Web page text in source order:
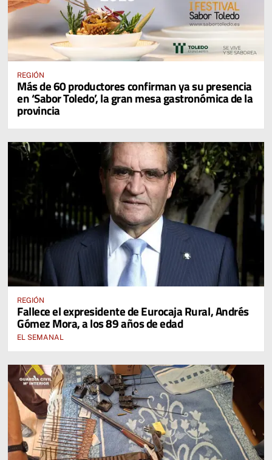
REGIÓN
Más de 60 productores confirman ya su presencia
en ‘Sabor Toledo’, la gran mesa gastronómica de la
provincia
REGIÓN
Fallece el expresidente de Eurocaja Rural, Andrés
Gómez Mora, a los 89 años de edad
EL SEMANAL